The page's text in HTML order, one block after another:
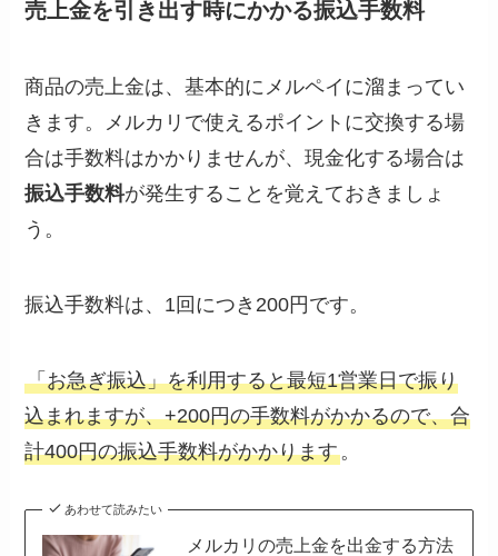
売上金を引き出す時にかかる振込手数料
商品の売上金は、基本的にメルペイに溜まってい
きます。メルカリで使えるポイントに交換する場
合は手数料はかかりませんが、現金化する場合は
振込手数料が発生することを覚えておきましょ
う。
振込手数料は、1回につき200円です。
「お急ぎ振込」を利用すると最短1営業日で振り
込まれますが、+200円の手数料がかかるので、合
計400円の振込手数料がかかります。
あわせて読みたい
メルカリの売上金を出金する方法